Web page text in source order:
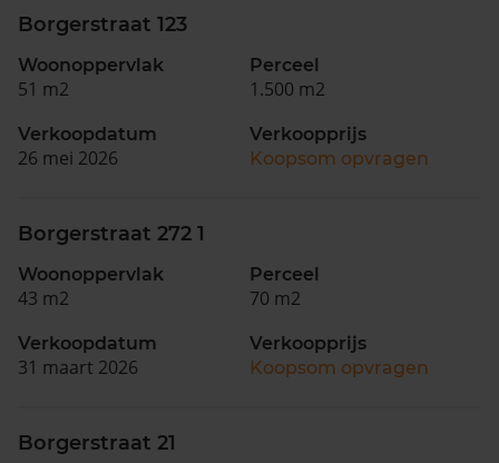
Borgerstraat 123
Woonoppervlak
51 m2
Perceel
1.500 m2
Verkoopdatum
26 mei 2026
Verkoopprijs
Koopsom opvragen
Borgerstraat 272 1
Woonoppervlak
43 m2
Perceel
70 m2
Verkoopdatum
31 maart 2026
Verkoopprijs
Koopsom opvragen
Borgerstraat 21